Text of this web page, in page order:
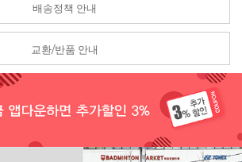
배송정책 안내
교환/반품 안내